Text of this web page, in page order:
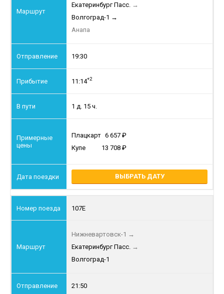
Екатеринбург Пасс. →
Волгоград-1 →
Анапа
19:30
11:14+2
1 д. 15 ч.
Плацкарт 6 657
Купе
13 708
ВЫБРАТЬ ДАТУ
107Е
Нижневартовск-1 →
Екатеринбург Пасс. →
Волгоград-1
21:50